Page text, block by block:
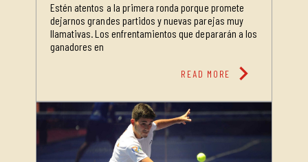
Estén atentos a la primera ronda porque promete
dejarnos grandes partidos y nuevas parejas muy
llamativas. Los enfrentamientos que depararán a los
ganadores en
READ MORE chevron_right